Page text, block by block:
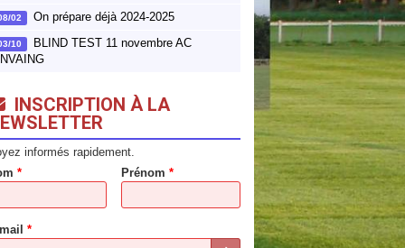
02 On prépare déjà 2024-2025
10
BLIND TEST 11 novembre AC
INSCRIPTION À LA
informés rapidement.
* Prénom*
mail*